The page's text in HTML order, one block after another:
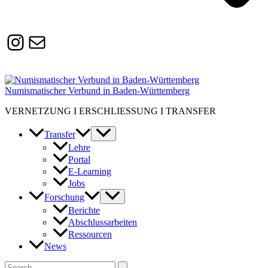
Instagram
Susanne.Boerner@zaw.uni-
heidelberg.de
Numismatischer Verbund in Baden-Württemberg
VERNETZUNG I ERSCHLIESSUNG I TRANSFER
Transfer
Lehre
Portal
E-Learning
Jobs
Forschung
Berichte
Abschlussarbeiten
Ressourcen
News